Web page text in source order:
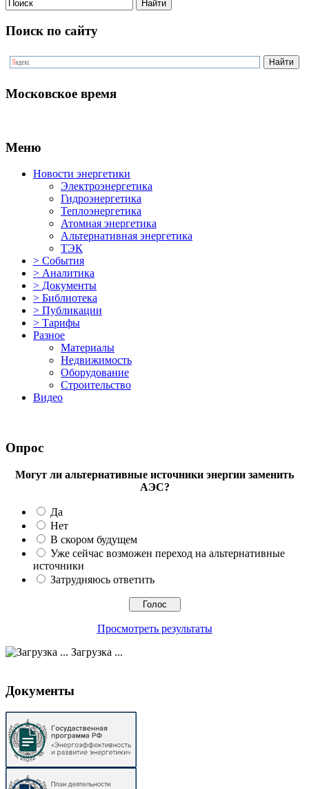
Поиск по сайту
Московское время
Меню
Новости энергетики
Электроэнергетика
Гидроэнергетика
Теплоэнергетика
Атомная энергетика
Альтернативная энергетика
ТЭК
> События
> Аналитика
> Документы
> Библиотека
> Публикации
> Тарифы
Разное
Материалы
Недвижимость
Оборудование
Строительство
Видео
Опрос
Могут ли альтернативные источники энергии заменить
АЭС?
Да
Нет
В скором будущем
Уже сейчас возможен переход на альтернативные
источники
Затрудняюсь ответить
Просмотреть результаты
Загрузка ...
Документы